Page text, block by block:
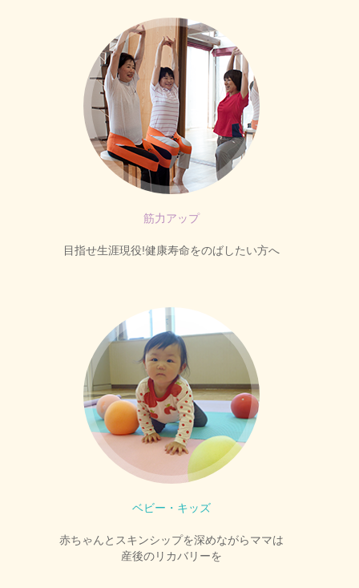
筋力アップ
目指せ生涯現役!健康寿命をのばしたい方へ
ベビー・キッズ
赤ちゃんとスキンシップを深めながらママは
産後のリカバリーを